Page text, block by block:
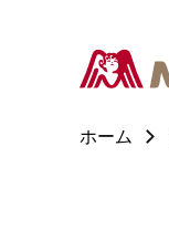
ホーム